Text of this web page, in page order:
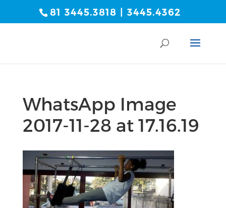
81 3445.3818 | 3445.4362
WhatsApp Image
2017-11-28 at 17.16.19